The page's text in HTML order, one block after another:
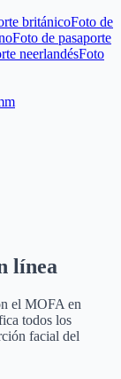
británicoFoto de
Foto de pasaporte
neerlandésFoto
línea
el MOFA en
todos los
facial del